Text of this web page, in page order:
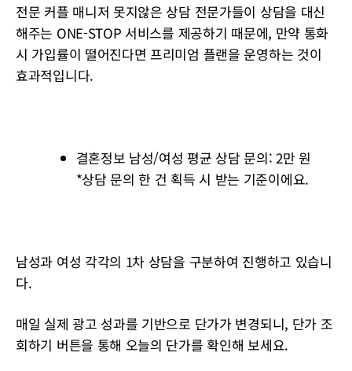
전문 커플 매니저 못지않은 상담 전문가들이 상담을 대신
해주는 ONE-STOP 서비스를 제공하기 때문에, 만약 통화
시 가입률이 떨어진다면 프리미엄 플랜을 운영하는 것이
효과적입니다.
결혼정보 남성/여성 평균 상담 문의: 2만 원
*상담 문의 한 건 획득 시 받는 기준이에요.
남성과 여성 각각의 1차 상담을 구분하여 진행하고 있습니
다.
매일 실제 광고 성과를 기반으로 단가가 변경되니, 단가 조
회하기 버튼을 통해 오늘의 단가를 확인해 보세요.